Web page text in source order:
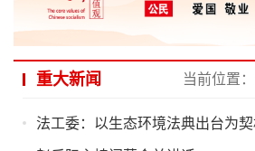
重大新闻 当前位置：